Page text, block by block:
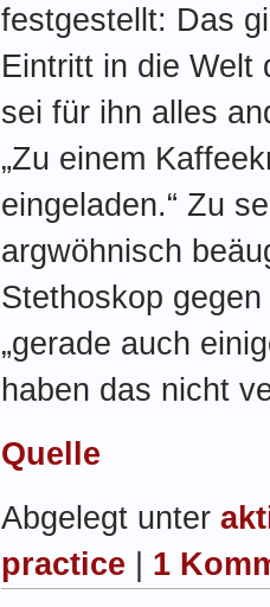
festgestellt: Das
Eintritt in die Welt
sei für ihn alles
„Zu einem
eingeladen.“ Zu
argwöhnisch
Stethoskop
„gerade auch
haben das nicht
Quelle
Abgelegt unter
practice
1